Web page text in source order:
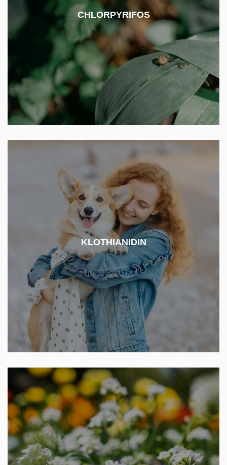
CHLORPYRIFOS
setkat např. v přípravku Nurelle, Dursban Delta
nebo Pyrifos a od roku 2020 nebylo dále povoleno
jeho použití. Spotřeba na zemědělské půdě v ČR
ještě v roce 2020 byla ~ 73 400 kg.
KLOTHIANIDIN
Řadí se mezi insekticidy používané v zemědělství,
ale je možné ho aplikovat také jako přípravek proti
blechám u koček a psů. Pesticid se v ČR
nepoužívá od roku 2020.
Herbicid používaný k hubení trav. V ČR se
můžeme s tímto pesticidem setkat např. v